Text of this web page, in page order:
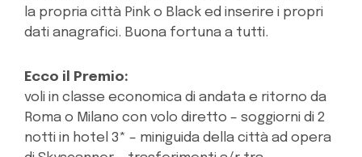
la propria città Pink o Black ed inserire i propri
dati anagrafici. Buona fortuna a tutti.
Ecco il Premio:
voli in classe economica di andata e ritorno da
Roma o Milano con volo diretto – soggiorni di 2
notti in hotel 3* – miniguida della città ad opera